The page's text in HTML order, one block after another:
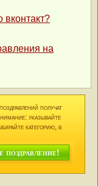
вконтакт?
на
получат
указывайте
категорию, в
поздравление!